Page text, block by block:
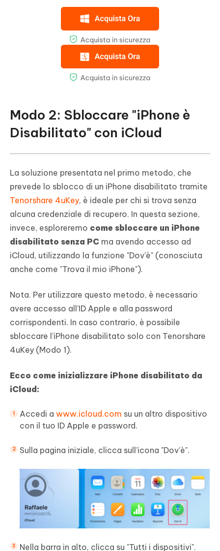
Modo 2: Sbloccare "iPhone è
Disabilitato" con iCloud
La soluzione presentata nel primo metodo, che
prevede lo sblocco di un iPhone disabilitato tramite
Tenorshare 4uKey, è ideale per chi si trova senza
alcuna credenziale di recupero. In questa sezione,
invece, esploreremo come sbloccare un iPhone
disabilitato senza PC ma avendo accesso ad
iCloud, utilizzando la funzione "Dov'è" (conosciuta
anche come "Trova il mio iPhone").
Nota. Per utilizzare questo metodo, è necessario
avere accesso all'ID Apple e alla password
corrispondenti. In caso contrario, è possibile
sbloccare l'iPhone disabilitato solo con Tenorshare
4uKey (Modo 1).
Ecco come inizializzare iPhone disabilitato da
iCloud:
Accedi a www.icloud.com su un altro dispositivo
con il tuo ID Apple e password.
Sulla pagina iniziale, clicca sull'icona "Dov'è".
Nella barra in alto, clicca su "Tutti i dispositivi".